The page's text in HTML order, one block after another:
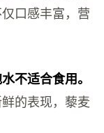
口感丰富，营
不适合食用。
的表现，藜麦